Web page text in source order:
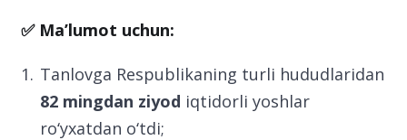
✅ Ma’lumot uchun:
Tanlovga Respublikaning turli hududlaridan
82 mingdan ziyod iqtidorli yoshlar
ro‘yxatdan o‘tdi;